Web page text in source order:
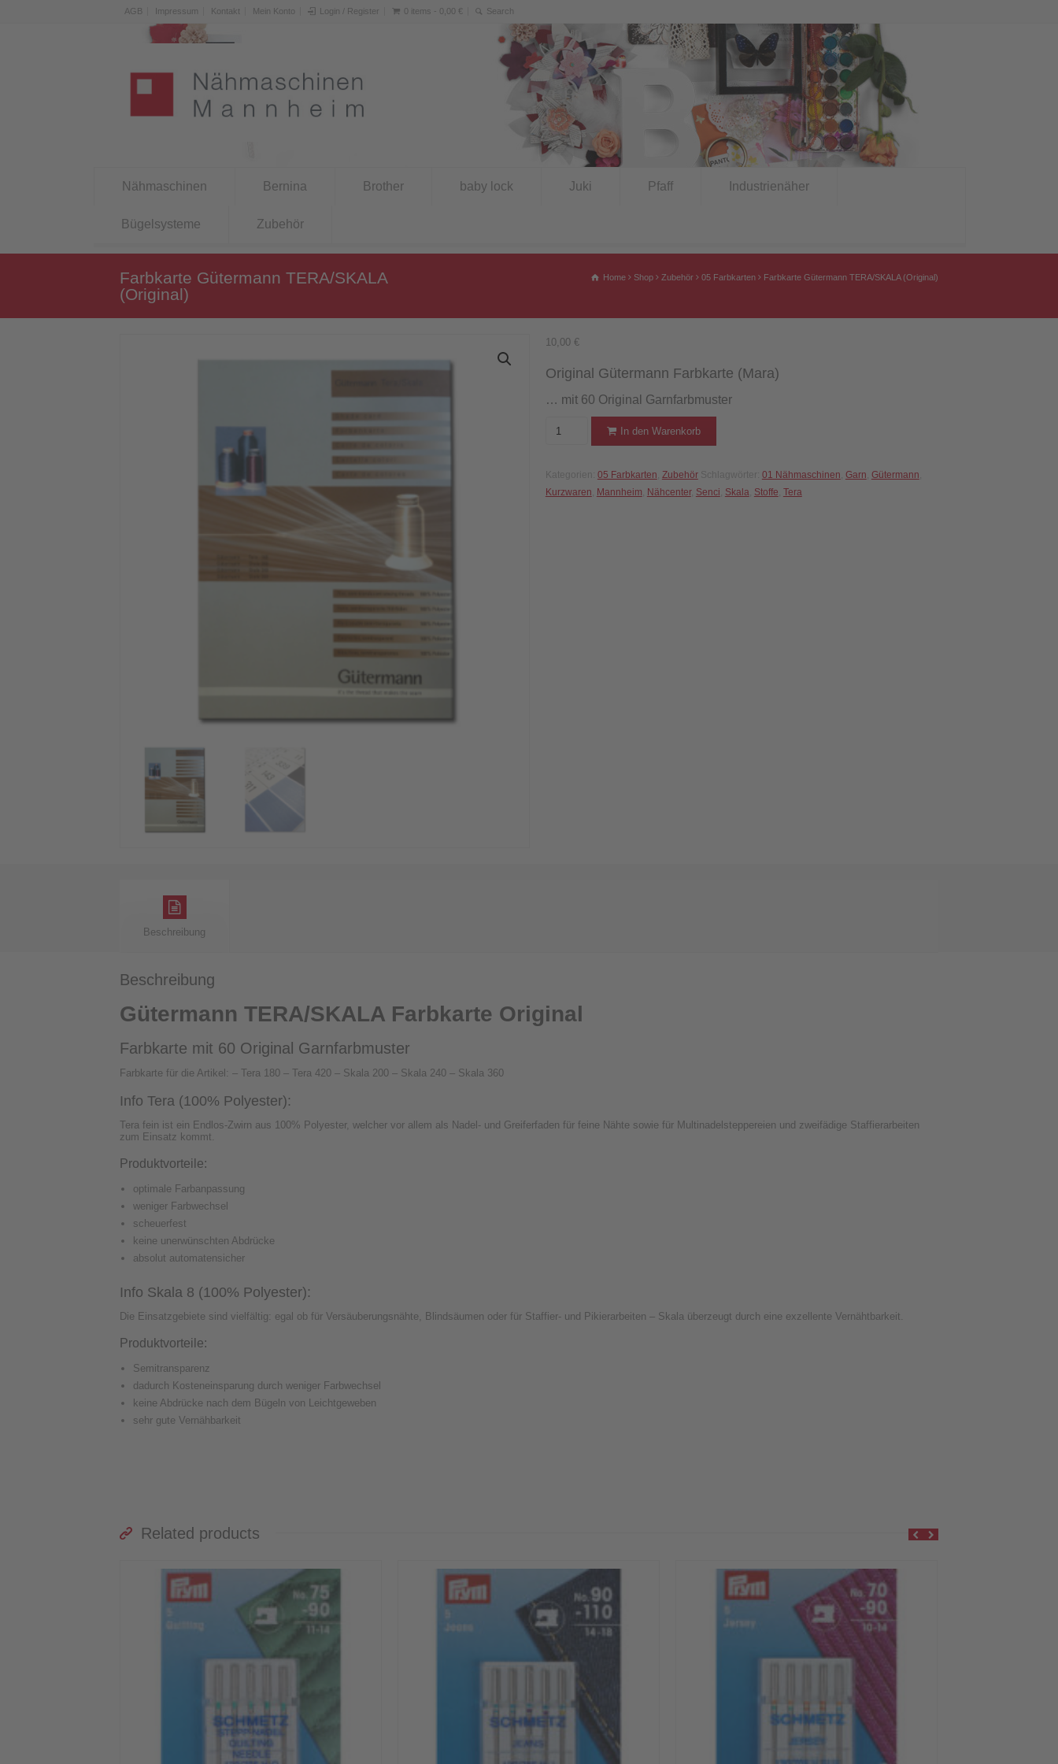
AGB Impressum Kontakt Mein Konto Login / Register 0 items - 0,00 €
Nähmaschinen Bernina Brother baby lock Juki Pfaff Industrienäher
Bügelsysteme Zubehör
Farbkarte Gütermann TERA/SKALA
(Original)
Home Shop Zubehör 05 Farbkarten Farbkarte Gütermann TERA/SKALA (Original)
10,00 €
Original Gütermann Farbkarte (Mara)
… mit 60 Original Garnfarbmuster
Farbkarte
(Original)
Menge
In den Warenkorb
Kategorien: 05 Farbkarten Zubehör Schlagwörter: 01 Nähmaschinen Garn Gütermann
Kurzwaren
Mannheim Nähcenter, Senci Skala, Stoffe Tera
Beschreibung
Beschreibung
Gütermann TERA/SKALA Farbkarte Original
Farbkarte mit 60 Original Garnfarbmuster
Farbkarte für die Artikel: – Tera 180 – Tera 420 – Skala 200 – Skala 240 – Skala 360
Info Tera (100% Polyester):
Tera fein ist ein Endlos-Zwirn aus 100% Polyester, welcher vor allem als Nadel- und Greiferfaden für feine Nähte sowie für Multinadelsteppereien und zweifädige Staffierarbeiten
zum Einsatz kommt.
Produktvorteile:
optimale Farbanpassung
weniger Farbwechsel
scheuerfest
keine unerwünschten Abdrücke
absolut automatensicher
Info Skala 8 (100% Polyester):
Die Einsatzgebiete sind vielfältig: egal ob für Versäuberungsnähte, Blindsäumen oder für Staffier- und Pikierarbeiten – Skala überzeugt durch eine exzellente Vernähtbarkeit.
Produktvorteile:
Semitransparenz
dadurch Kosteneinsparung durch weniger Farbwechsel
keine Abdrücke nach dem Bügeln von Leichtgeweben
sehr gute Vernähbarkeit
Related products